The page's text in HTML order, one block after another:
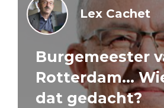
Lex Cachet
Burgemeester
Rotterdam…
dat gedacht?